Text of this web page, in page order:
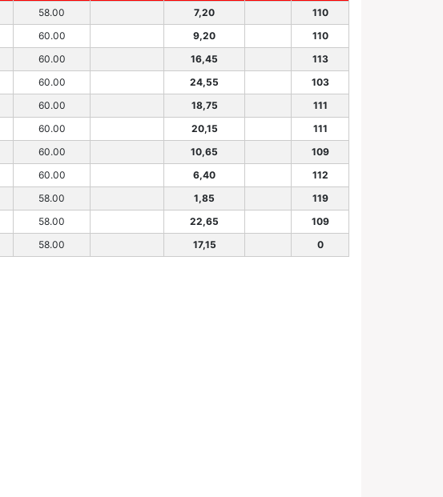
58.00 7,20
110
60.00 9,20
110
60.00 16,45
113
60.00 24,55
103
60.00 18,75
111
60.00 20,15
111
60.00 10,65
109
60.00 6,40
112
58.00 1,85
119
58.00 22,65
109
58.00 17,15 0